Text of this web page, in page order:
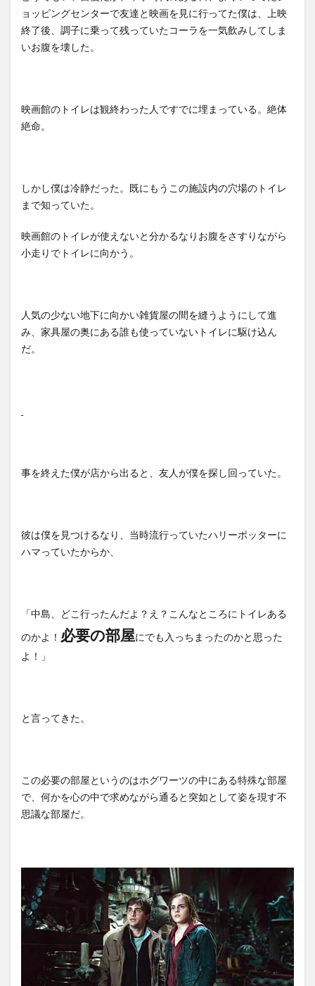
ョッピングセンターで友達と映画を見に行ってた僕は、上映
終了後、調子に乗って残っていたコーラを一気飲みしてしま
いお腹を壊した。
映画館のトイレは観終わった人ですでに埋まっている。絶体
絶命。
しかし僕は冷静だった。既にもうこの施設内の穴場のトイレ
まで知っていた。
映画館のトイレが使えないと分かるなりお腹をさすりながら
小走りでトイレに向かう。
人気の少ない地下に向かい雑貨屋の間を縫うようにして進
み、家具屋の奥にある誰も使っていないトイレに駆け込ん
だ。
事を終えた僕が店から出ると、友人が僕を探し回っていた。
彼は僕を見つけるなり、当時流行っていたハリーポッターに
ハマっていたからか、
「中島、どこ行ったんだよ？え？こんなところにトイレある
のかよ！ 必要の部屋にでも入っちまったのかと思った
よ！」
と言ってきた。
この必要の部屋というのはホグワーツの中にある特殊な部屋
で、何かを心の中で求めながら通ると突如として姿を現す不
思議な部屋だ。